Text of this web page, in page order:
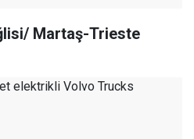
Martaş-Trieste